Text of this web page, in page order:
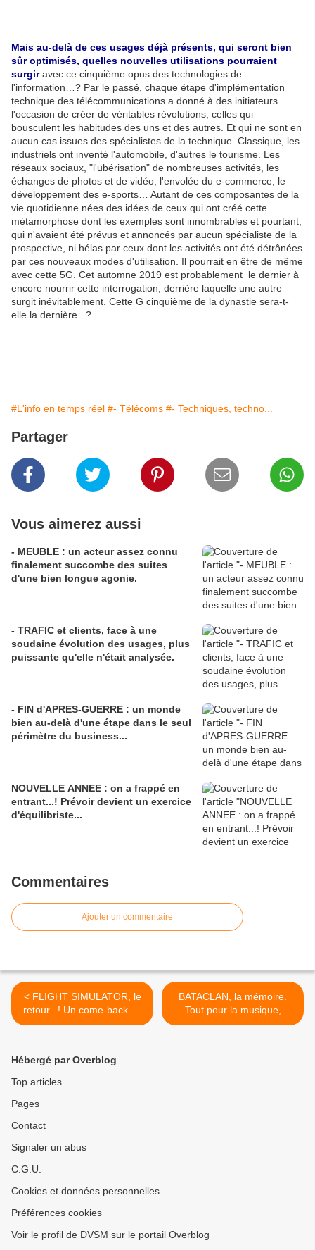
Mais au-delà de ces usages déjà présents, qui seront bien
sûr optimisés, quelles nouvelles utilisations pourraient
surgiravec ce cinquième opus des technologies de
l'information…? Par le passé, chaque étape d'implémentation
technique des télécommunications a donné à des initiateurs
l'occasion de créer de véritables révolutions, celles qui
bousculent les habitudes des uns et des autres. Et qui ne sont en
aucun cas issues des spécialistes de la technique. Classique, les
industriels ont inventé l'automobile, d'autres le tourisme. Les
réseaux sociaux, "l'ubérisation" de nombreuses activités, les
échanges de photos et de vidéo, l'envolée du e-commerce, le
développement des e-sports… Autant de ces composantes de la
vie quotidienne nées des idées de ceux qui ont créé cette
métamorphose dont les exemples sont innombrables et pourtant,
qui n'avaient été prévus et annoncés par aucun spécialiste de la
prospective, ni hélas par ceux dont les activités ont été détrônées
par ces nouveaux modes d'utilisation. Il pourrait en être de même
avec cette 5G. Cet automne 2019 est probablement le dernier à
encore nourrir cette interrogation, derrière laquelle une autre
surgit inévitablement. Cette G cinquième de la dynastie sera-t-
elle la dernière...?
#L'info en temps réel #- Télécoms #- Techniques, techno...
Partager
Vous aimerez aussi
- MEUBLE : un acteur assez connu
finalement succombe des suites
d'une bien longue agonie.
- TRAFIC et clients, face à une
soudaine évolution des usages, plus
puissante qu'elle n'était analysée.
- FIN d'APRES-GUERRE : un monde
bien au-delà d'une étape dans le seul
périmètre du business...
NOUVELLE ANNEE : on a frappé en
entrant...! Prévoir devient un exercice
d'équilibriste...
Commentaires
Ajouter un commentaire
< FLIGHT SIMULATOR, le
retour...! Un come-back en
2020 après une bien longue
BATACLAN, la mémoire.
Tout pour la musique,
jusqu'à en mourir. Mais
Hébergé par Overblog
Top articles
Pages
Contact
Signaler un abus
C.G.U.
Cookies et données personnelles
Préférences cookies
Voir le profil de DVSM sur le portail Overblog